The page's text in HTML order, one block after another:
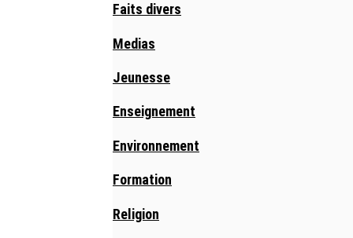
Faits divers
Medias
Jeunesse
Enseignement
Environnement
Formation
Religion